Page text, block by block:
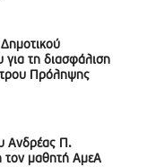
για τη διασφάλιση
Πρόληψης
Ανδρέας Π.
τον μαθητή ΑμεΑ